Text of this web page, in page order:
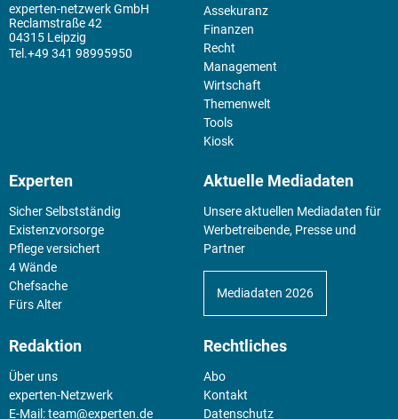
experten-netzwerk GmbH
Reclamstraße 42
04315 Leipzig
+49 341 98995950
Assekuranz
Finanzen
Recht
Management
Wirtschaft
Themenwelt
Tools
Kiosk
Experten
Sicher Selbstständig
Existenz­vorsorge
Pflege versichert
4 Wände
Chefsache
Fürs Alter
Aktuelle Mediadaten
Unsere aktuellen Mediadaten für
Werbetreibende, Presse und
Partner
Mediadaten 2026
Redaktion
Über uns
experten-Netzwerk
E-Mail:team@experten.de
Rechtliches
Abo
Kontakt
Datenschutz